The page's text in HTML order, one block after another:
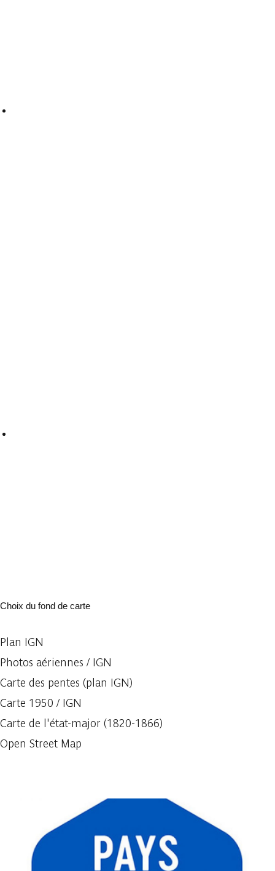
Choix du fond de carte
Plan IGN
Photos aériennes / IGN
Carte des pentes (plan IGN)
Carte 1950 / IGN
Carte de l'état-major (1820-1866)
Open Street Map